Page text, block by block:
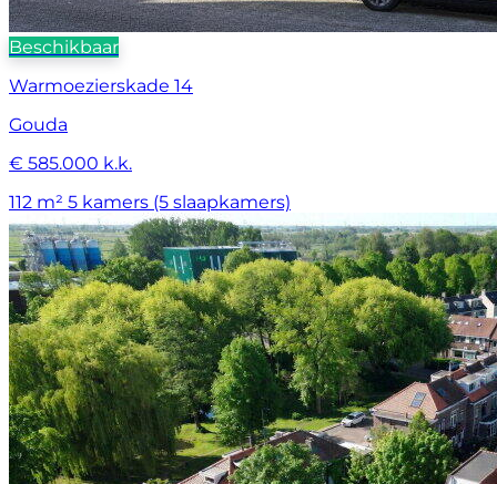
Beschikbaar
Warmoezierskade 14
Gouda
€ 585.000 k.k.
112 m² 5 kamers (5 slaapkamers)